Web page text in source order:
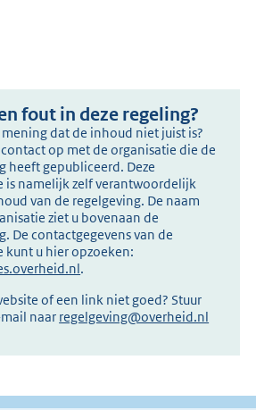
fout in deze regeling?
mening dat de inhoud niet juist is?
op met de organisatie die de
heeft gepubliceerd. Deze
is namelijk zelf verantwoordelijk
van de regelgeving. De naam
ziet u bovenaan de
De contactgegevens van de
kunt u hier opzoeken:
.
of een link niet goed? Stuur
naar regelgeving@overheid.nl